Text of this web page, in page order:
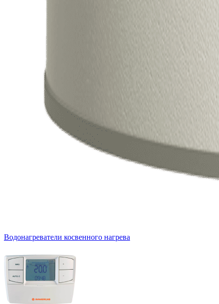
Водонагреватели косвенного нагрева